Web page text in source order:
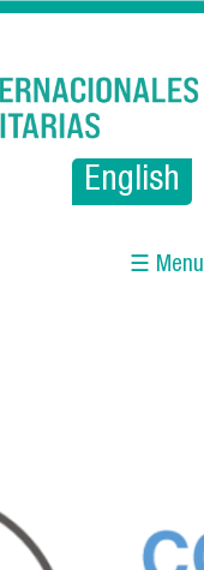
English
☰ Menu